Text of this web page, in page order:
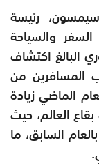
سيمسون، رئيسة
والسياحة
البالغ اكتشاف
المسافرين من
الماضي زيادة
العالم، حيث
السابق، ما